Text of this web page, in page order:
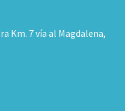
Km. 7 vía al Magdalena,